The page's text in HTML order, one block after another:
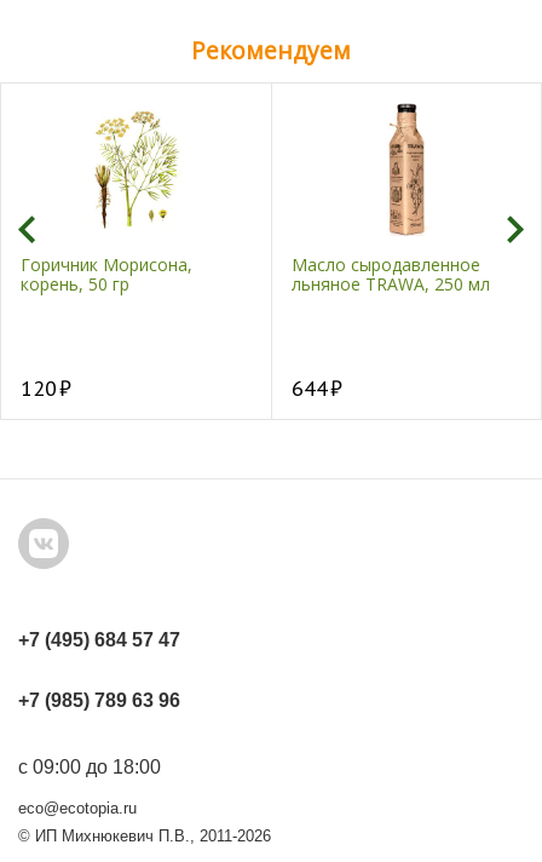
Рекомендуем
Горичник Морисона,
корень, 50 гр
120
Масло сыродавленное
льняное TRAWA, 250 мл
644
+7 (495) 684 57 47
+7 (985) 789 63 96
с 09:00 до 18:00
eco@ecotopia.ru
© ИП Михнюкевич П.В., 2011-2026